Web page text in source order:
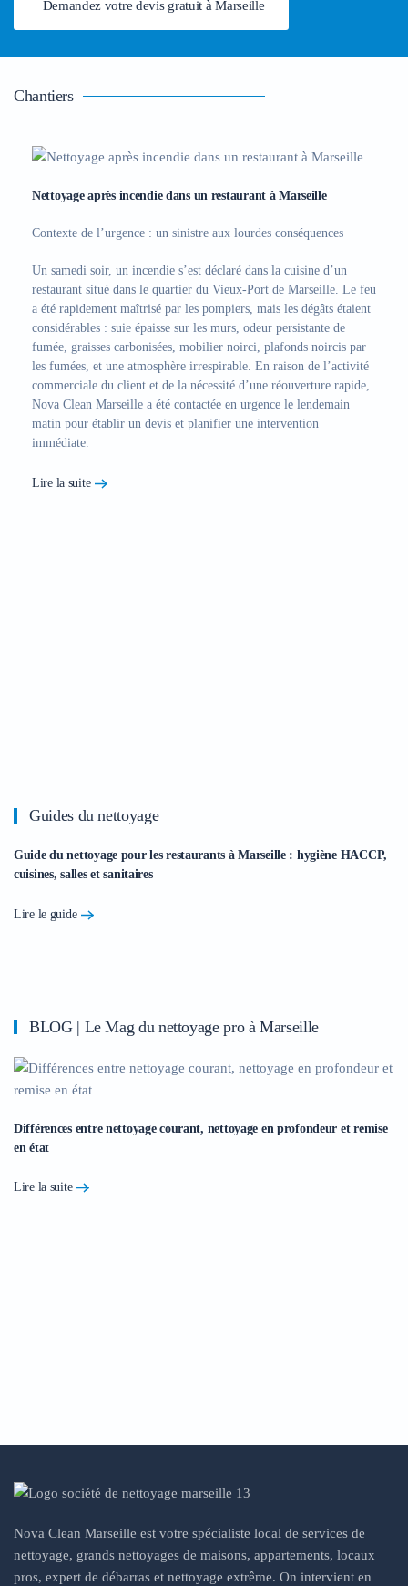
Demandez votre devis gratuit à Marseille
Chantiers
Nettoyage après incendie dans un restaurant à Marseille
Contexte de l’urgence : un sinistre aux lourdes conséquences
Un samedi soir, un incendie s’est déclaré dans la cuisine d’un
restaurant situé dans le quartier du Vieux-Port de Marseille. Le feu
a été rapidement maîtrisé par les pompiers, mais les dégâts étaient
considérables : suie épaisse sur les murs, odeur persistante de
fumée, graisses carbonisées, mobilier noirci, plafonds noircis par
les fumées, et une atmosphère irrespirable. En raison de l’activité
commerciale du client et de la nécessité d’une réouverture rapide,
Nova Clean Marseille a été contactée en urgence le lendemain
matin pour établir un devis et planifier une intervention
immédiate.
Lire la suite
Guides du nettoyage
Guide du nettoyage pour les restaurants à Marseille : hygiène HACCP,
cuisines, salles et sanitaires
Lire le guide
BLOG | Le Mag du nettoyage pro à Marseille
Différences entre nettoyage courant, nettoyage en profondeur et remise
en état
Lire la suite
Nova Clean Marseille est votre spécialiste local de services de
nettoyage, grands nettoyages de maisons, appartements, locaux
pros, expert de débarras et nettoyage extrême. On intervient en